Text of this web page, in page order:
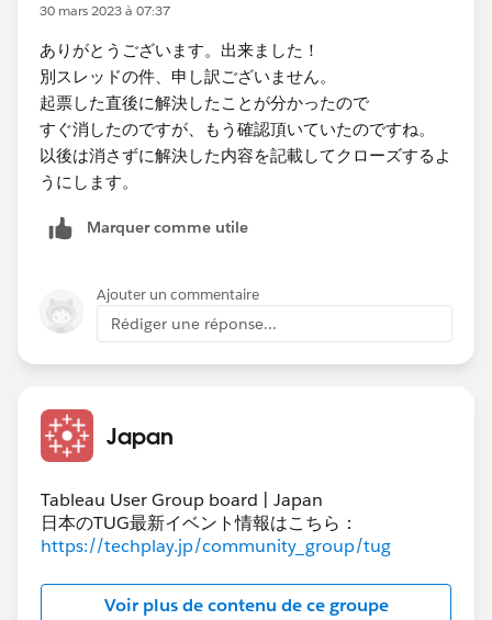
30 mars 2023 à 07:37
ありがとうございます。出来ました！
別スレッドの件、申し訳ございません。
起票した直後に解決したことが分かったので
すぐ消したのですが、もう確認頂いていたのですね。
以後は消さずに解決した内容を記載してクローズするよ
うにします。​
Marquer comme utile
Ajouter un commentaire
Rédiger une réponse...
Japan
Tableau User Group board | Japan
日本のTUG最新イベント情報はこちら：
https://techplay.jp/community_group/tug
Voir plus de contenu de ce groupe